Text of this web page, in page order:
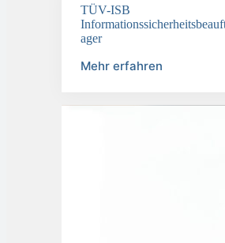
TÜV-ISB
Informationssicherheitsbeauftr